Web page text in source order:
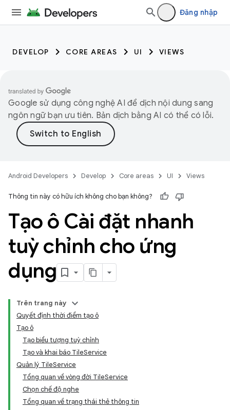
Đăng nhập
DEVELOP CORE AREAS UI VIEWS
Google sử dụng công nghệ AI để dịch nội dung sang
ngôn ngữ bạn ưu tiên. Bản dịch bằng AI có thể có lỗi.
Android Developers Develop Core areas UI Views
Thông tin này có hữu ích không cho bạn không?
Tạo ô Cài đặt nhanh
tuỳ chỉnh cho ứng
dụng
Trên trang này
Quyết định thời điểm tạo ô
Tạo ô
Tạo biểu tượng tuỳ chỉnh
Tạo và khai báo TileService
Quản lý TileService
Tổng quan về vòng đời TileService
Chọn chế độ nghe
Tổng quan về trạng thái thẻ thông tin